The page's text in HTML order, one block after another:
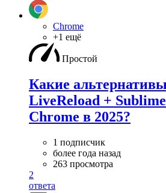
Chrome
+1 ещё
Простой
Какие
LiveReload +
Chrome в 2025?
1 подписчик
более года назад
263 просмотра
2
ответа